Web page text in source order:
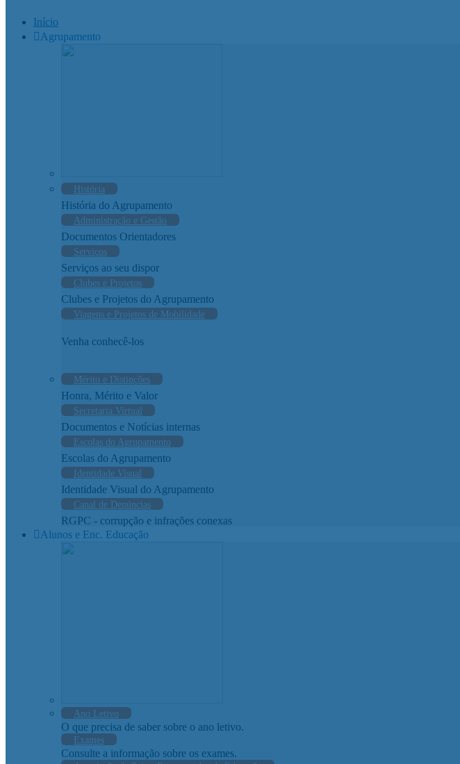
Início
Agrupamento
História
História do Agrupamento
Administração e Gestão
Documentos Orientadores
Serviços
Serviços ao seu dispor
Clubes e Projetos
Clubes e Projetos do Agrupamento
Viagens e Projetos de Mobilidade
Venha conhecê-los
Mérito e Distinções
Honra, Mérito e Valor
Secretaria Virtual
Documentos e Notícias internas
Escolas do Agrupamento
Escolas do Agrupamento
Identidade Visual
Identidade Visual do Agrupamento
Canal de Denúncias
RGPC - corrupção e infrações conexas
Alunos e Enc. Educação
Ano Letivo
O que precisa de saber sobre o ano letivo.
Exames
Consulte a informação sobre os exames.